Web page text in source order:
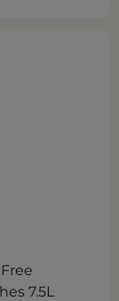
7.5L